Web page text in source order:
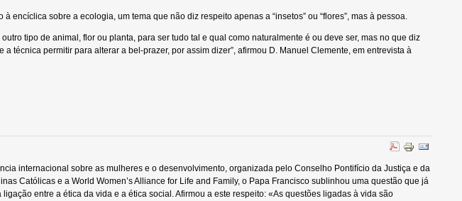
encíclica sobre a ecologia, um tema que não diz respeito apenas a “insetos” ou “flores”, mas à pessoa.
tipo de animal, flor ou planta, para ser tudo tal e qual como naturalmente é ou deve ser, mas no que diz
técnica permitir para alterar a bel-prazer, por assim dizer”, afirmou D. Manuel Clemente, em entrevista à
internacional sobre as mulheres e o desenvolvimento, organizada pelo Conselho Pontifício da Justiça e da
Católicas e a World Women’s Alliance for Life and Family, o Papa Francisco sublinhou uma questão que já
entre a ética da vida e a ética social. Afirmou a este respeito: «As questões ligadas à vida são